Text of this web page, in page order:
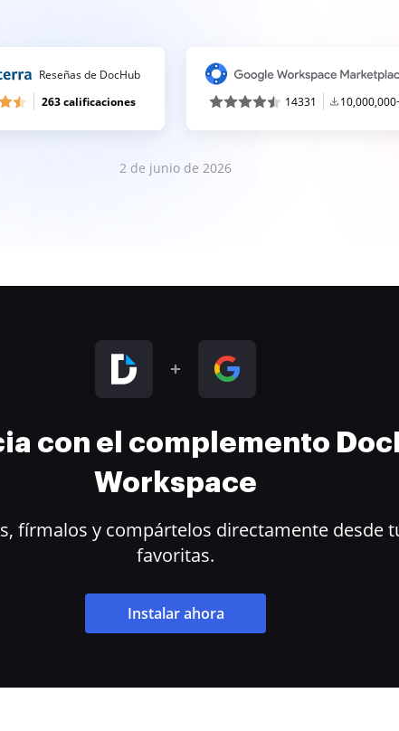
Reseñas de DocHub
263 calificaciones
14331
2 de junio de 2026
con el complemento
Workspace
fírmalos y compártelos directamente desde
favoritas.
Instalar ahora